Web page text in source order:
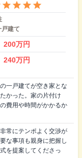
戸建て
200万円
240万円
一戸建てが空き家とな
かった。家の片付け
費用や時間がかかるか
常にテンポよく交渉が
な事項も親身に把握し
を提案してくださっ